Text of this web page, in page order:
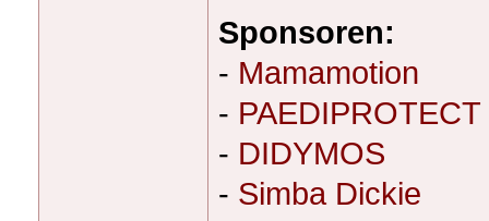
Sponsoren:
- Mamamotion
- PAEDIPROTECT
- DIDYMOS
- Simba Dickie